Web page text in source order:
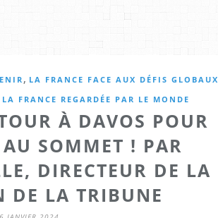
, LA FRANCE FACE AUX DÉFIS GLOBAUX
LA FRANCE REGARDÉE PAR LE MONDE
À DAVOS POUR
SOMMET ! PAR
DIRECTEUR DE LA
DE LA TRIBUNE